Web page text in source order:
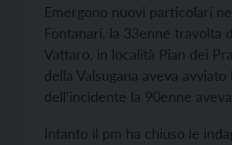
Emergono nuovi particolari
Fontanari, la 33enne travolta
Vattaro, in località Pian dei
della Valsugana aveva
dell’incidente la 90enne
Intanto il pm ha chiuso le